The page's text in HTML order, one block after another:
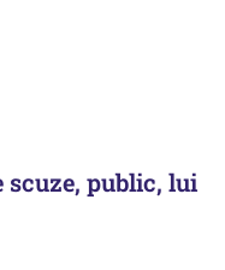
public, lui